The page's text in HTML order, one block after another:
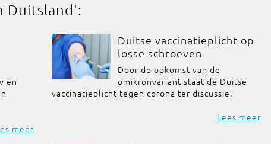
Duitsland':
en
meer
Duitse vaccinatieplicht op
losse schroeven
Door de opkomst van de
omikronvariant staat de Duitse
vaccinatieplicht tegen corona ter discussie.
Lees meer